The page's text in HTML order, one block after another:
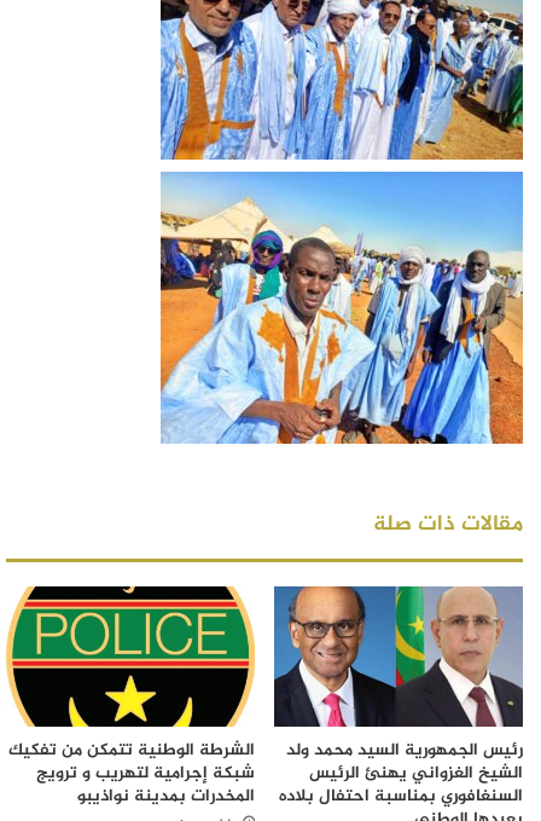
مقالات ذات صلة
رئيس الجمهورية السيد محمد ولد
الشيخ الغزواني يهنئ الرئيس
السنغافوري بمناسبة احتفال بلاده
الشرطة الوطنية تتمكن من تفكيك
شبكة إجرامية لتهريب و ترويج
المخدرات بمدينة نواذيبو